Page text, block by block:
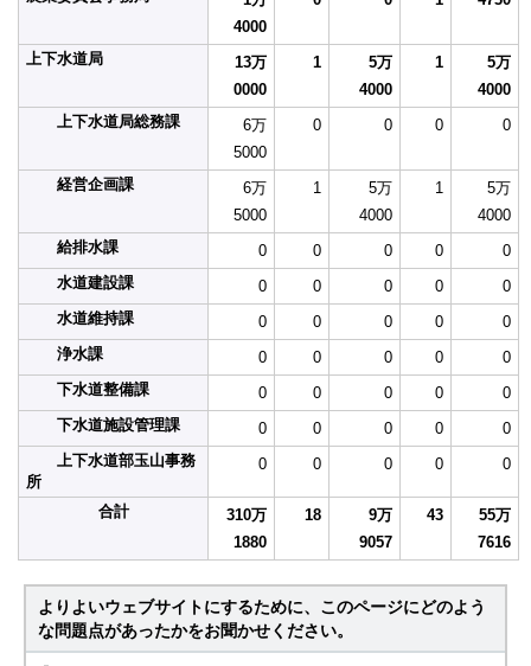
4000
上下水道局
13万
0000
1
5万
4000
1
5万
4000
上下水道局総務課
6万
5000
0 0 0 0
経営企画課
6万
5000
1
5万
4000
1
5万
4000
給排水課
0 0 0 0
0
水道建設課
0 0 0 0
0
水道維持課
0 0 0 0
0
浄水課
0 0 0 0
0
下水道整備課
0 0 0 0
0
下水道施設管理課
0 0 0 0
0
上下水道部玉山事務
所
0 0 0 0 0
合計
310万
1880
18
9万
9057
43
55万
7616
よりよいウェブサイトにするために、このページにどのよう
な問題点があったかをお聞かせください。